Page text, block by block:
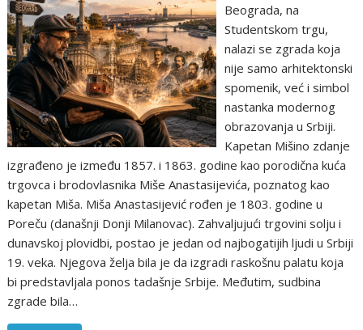
Beograda, na
Studentskom trgu,
nalazi se zgrada koja
nije samo arhitektonski
spomenik, već i simbol
nastanka modernog
obrazovanja u Srbiji.
Kapetan Mišino zdanje
izgrađeno je između 1857. i 1863. godine kao porodična kuća
trgovca i brodovlasnika Miše Anastasijevića, poznatog kao
kapetan Miša. Miša Anastasijević rođen je 1803. godine u
Poreču (današnji Donji Milanovac). Zahvaljujući trgovini solju i
dunavskoj plovidbi, postao je jedan od najbogatijih ljudi u Srbiji
19. veka. Njegova želja bila je da izgradi raskošnu palatu koja
bi predstavljala ponos tadašnje Srbije. Međutim, sudbina
zgrade bila…